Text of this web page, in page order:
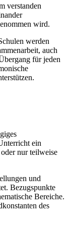
verstanden
wird.
werden
auch
für jeden
ein
nur teilweise
und
Bezugspunkte
Bereiche.
des